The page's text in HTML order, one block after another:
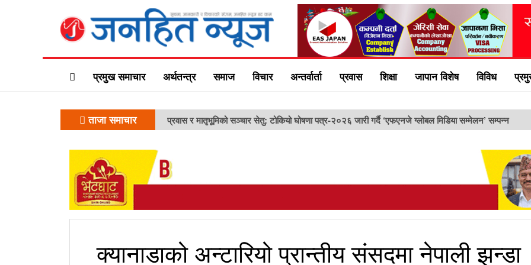
प्रमुख समाचार अर्थतन्त्र समाज विचार अन्तर्वार्ता प्रवास शिक्षा जापान विशेष विविध
ताजा समाचार प्रवास र मातृभूमिको सञ्चार सेतु: टोकियो घोषणा पत्र-२०२६ जारी गर्दै ‘एफएनजे ग्लोबल मिडिया सम्मेलन’ सम्पन्न
क्यानाडाको अन्टारियो प्रान्तीय संसदमा नेपाली झन्डा